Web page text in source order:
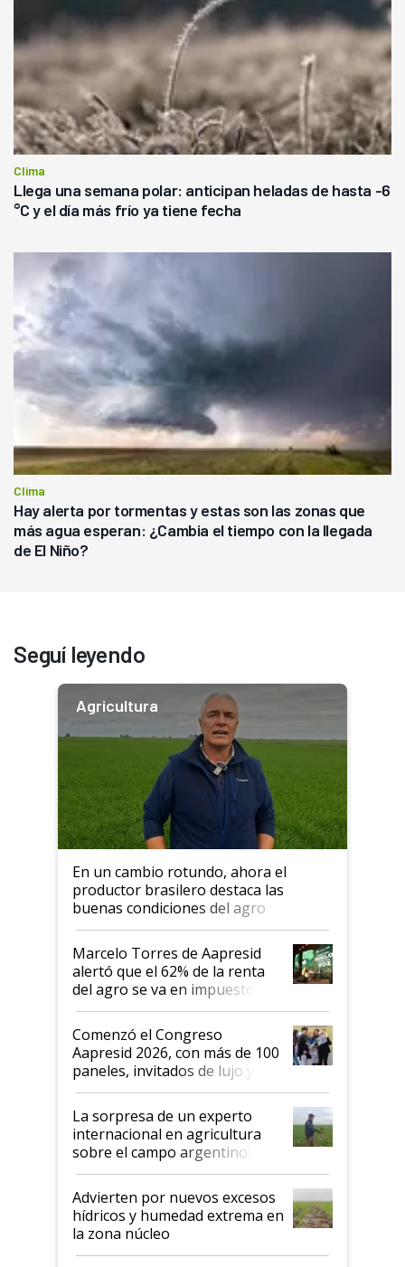
Clima
Llega una semana polar: anticipan heladas de hasta -6
°C y el día más frío ya tiene fecha
Clima
Hay alerta por tormentas y estas son las zonas que
más agua esperan: ¿Cambia el tiempo con la llegada
de El Niño?
Seguí leyendo
Agricultura
En un cambio rotundo, ahora el
productor brasilero destaca las
buenas condiciones del agro
argentino para invertir: "Los veo
más motivados"
Marcelo Torres de Aapresid
alertó que el 62% de la renta
del agro se va en impuestos:
"No es bueno que en
Argentina se sigan discutiendo
las mismas cosas de hace 50
años"
Comenzó el Congreso
Aapresid 2026, con más de 100
paneles, invitados de lujo y
todas las tendencias
La sorpresa de un experto
internacional en agricultura
sobre el campo argentino:
"Estoy muy impresionado"
Advierten por nuevos excesos
hídricos y humedad extrema en
la zona núcleo